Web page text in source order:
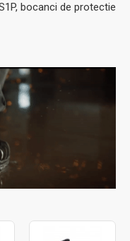
bocanci de protectie